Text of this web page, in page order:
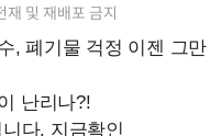
및 재배포 금지